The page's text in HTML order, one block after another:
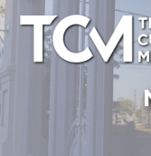
Ir
al
contenido